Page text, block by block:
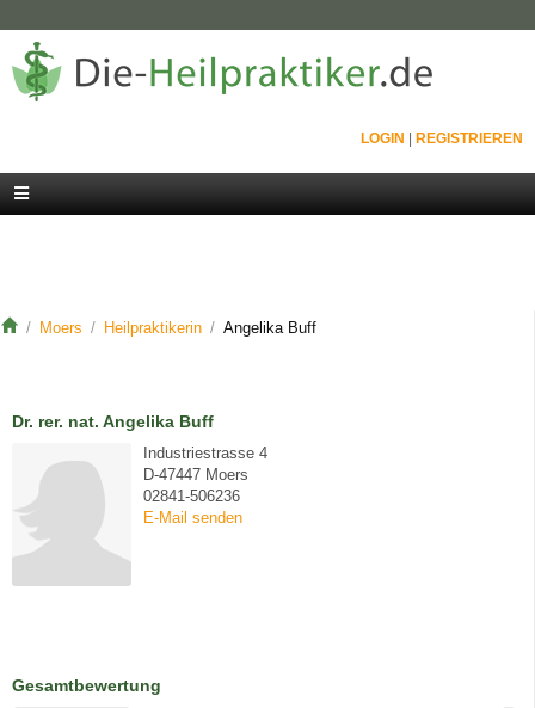
LOGIN REGISTRIEREN
Moers Heilpraktikerin Angelika Buff
Dr. rer. nat. Angelika Buff
Industriestrasse 4
D-47447 Moers
02841-506236
E-Mail senden
Gesamtbewertung